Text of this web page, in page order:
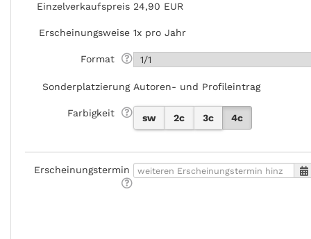
Einzelverkaufspreis 24,90 EUR
Erscheinungsweise 1x pro Jahr
Format
Sonderplatzierung Autoren- und Profileintrag
Farbigkeit sw 2c 3c 4c
Erscheinungstermin